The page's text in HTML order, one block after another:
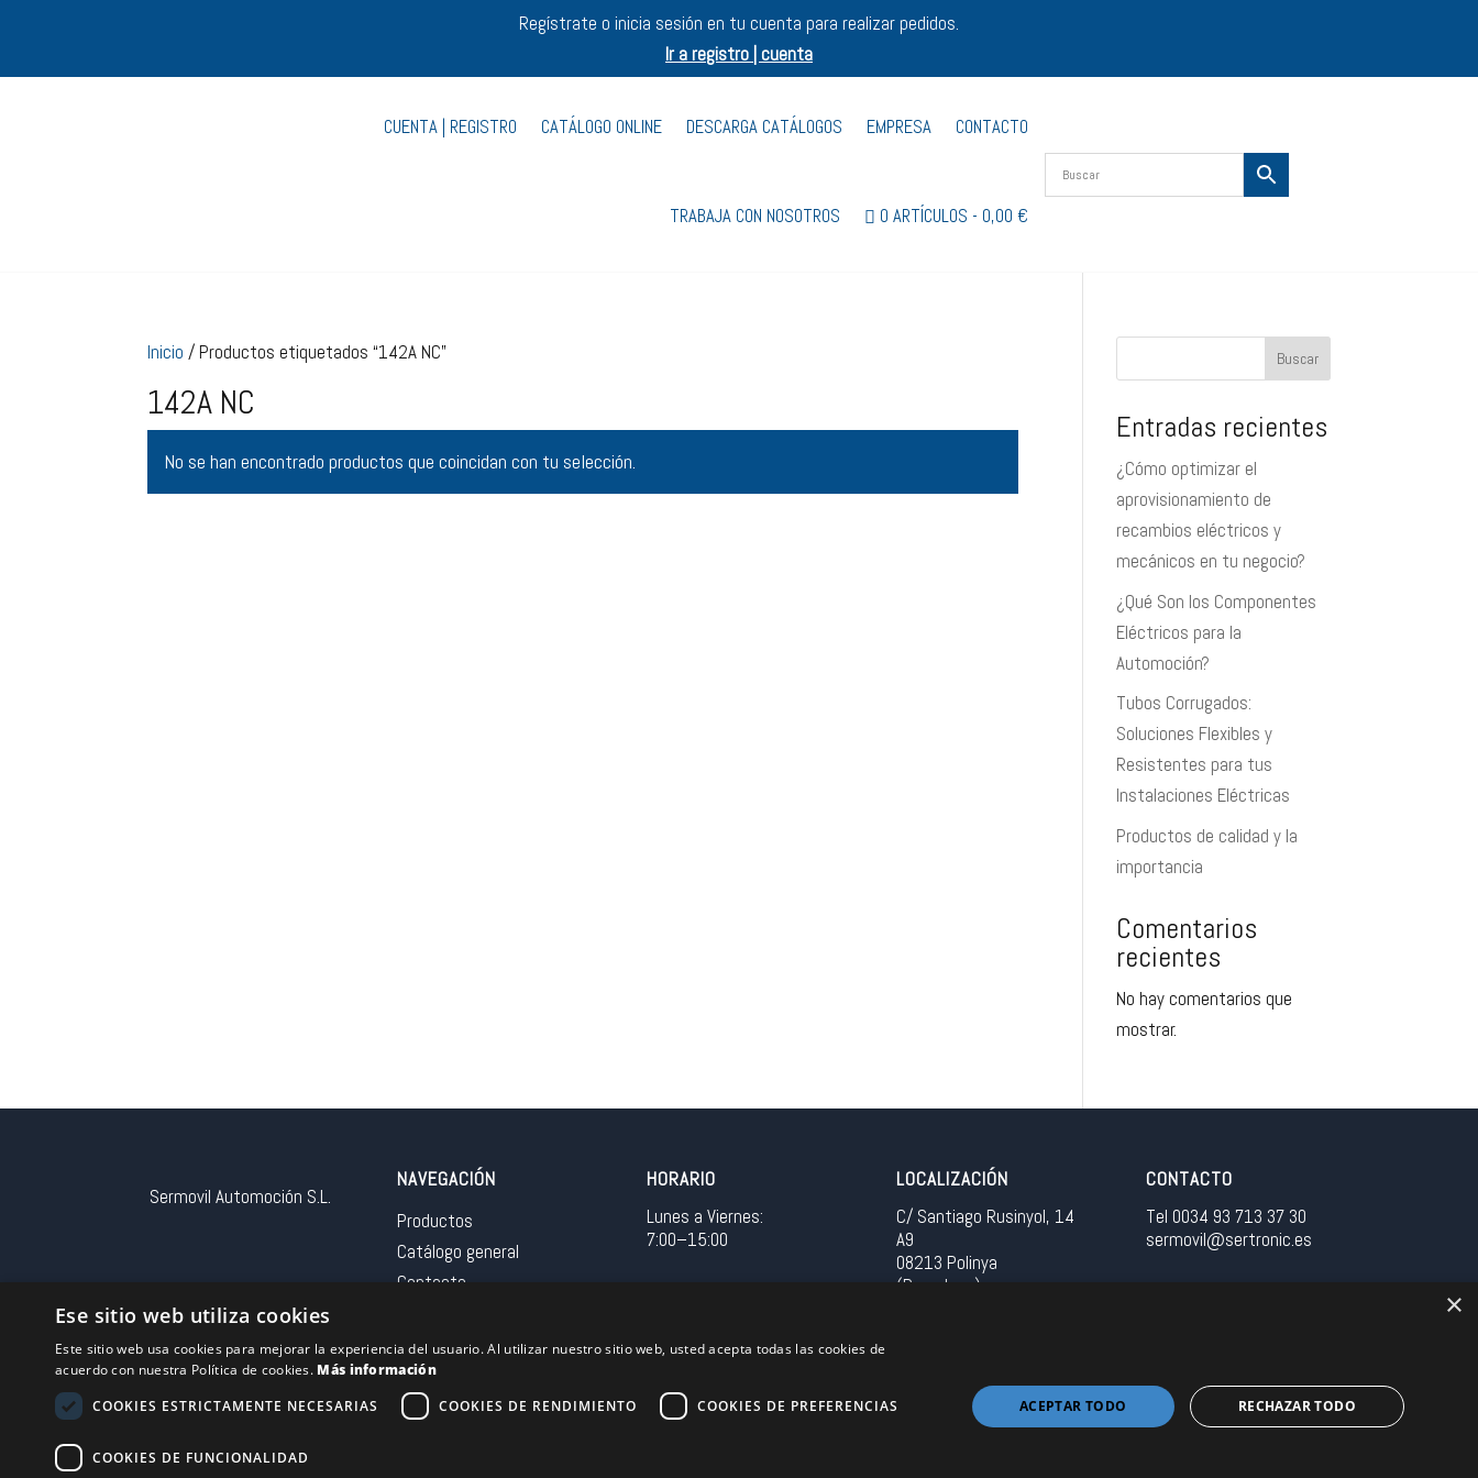
Regístrate o inicia sesión en tu cuenta para realizar pedidos.
Ir a registro | cuenta
CUENTA | REGISTRO CATÁLOGO ONLINE DESCARGA CATÁLOGOS EMPRESA CONTACTO
TRABAJA CON NOSOTROS 0 ARTÍCULOS 0,00 €
Inicio / Productos etiquetados “142A NC”
142A NC
No se han encontrado productos que coincidan con tu selección.
Buscar
Entradas recientes
¿Cómo optimizar el
aprovisionamiento de
recambios eléctricos y
mecánicos en tu negocio?
¿Qué Son los Componentes
Eléctricos para la
Automoción?
Tubos Corrugados:
Soluciones Flexibles y
Resistentes para tus
Instalaciones Eléctricas
Productos de calidad y la
importancia
Comentarios
recientes
No hay comentarios que
mostrar.
Sermovil Automoción S.L.
NAVEGACIÓN
Productos
Catálogo general
Contacto
HORARIO
Lunes a Viernes:
7:00–15:00
LOCALIZACIÓN
C/ Santiago Rusinyol, 14
A9
08213 Polinya
(Barcelona)
CONTACTO
Tel 0034 93 713 37 30
sermovil@sertronic.es
×
Ese sitio web utiliza cookies
Este sitio web usa cookies para mejorar la experiencia del usuario. Al utilizar nuestro sitio web, usted acepta todas las cookies de
acuerdo con nuestra Política de cookies. Más información
COOKIES ESTRICTAMENTE NECESARIAS
COOKIES DE RENDIMIENTO COOKIES DE PREFERENCIAS
COOKIES DE FUNCIONALIDAD
ACEPTAR TODO RECHAZAR TODO